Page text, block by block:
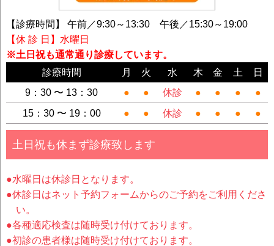
【診療時間】 午前／9:30～13:30 午後／15:30～19:00
【休 診 日】水曜日
※土日祝も通常通り診療しています。
診療時間
月 火 水 木 金 土
日
9：30 〜 13：30
● ● 休診 ● ● ●
●
15：30 〜 19：00
● ● 休診 ● ● ● ●
土日祝も休まず診療致します
●水曜日は休診日となります。
●休診日はネット予約フォームからのご予約をご利用くださ
い。
●各種適応検査は随時受け付けております。
●初診の患者様は随時受け付けております。